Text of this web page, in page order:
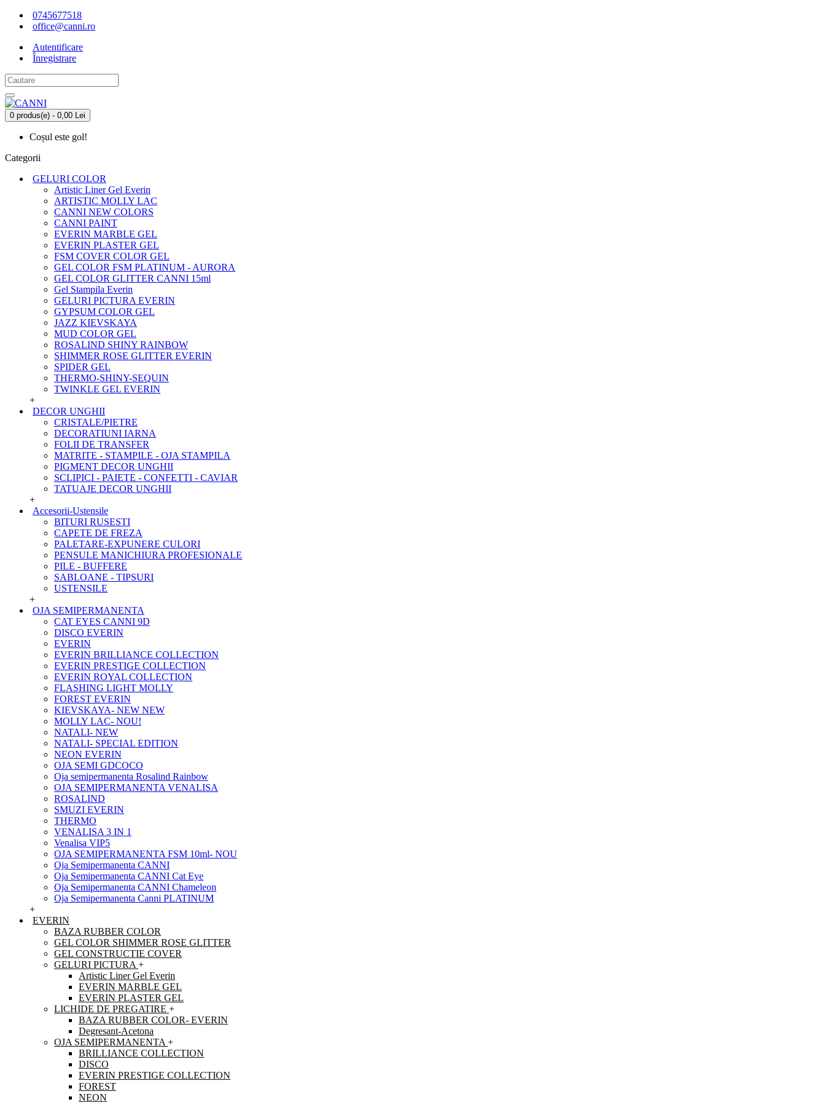
0745677518
office@canni.ro
Autentificare
Înregistrare
0 produs(e) - 0,00 Lei
Coșul este gol!
Categorii
GELURI COLOR
Artistic Liner Gel Everin
ARTISTIC MOLLY LAC
CANNI NEW COLORS
CANNI PAINT
EVERIN MARBLE GEL
EVERIN PLASTER GEL
FSM COVER COLOR GEL
GEL COLOR FSM PLATINUM - AURORA
GEL COLOR GLITTER CANNI 15ml
Gel Stampila Everin
GELURI PICTURA EVERIN
GYPSUM COLOR GEL
JAZZ KIEVSKAYA
MUD COLOR GEL
ROSALIND SHINY RAINBOW
SHIMMER ROSE GLITTER EVERIN
SPIDER GEL
THERMO-SHINY-SEQUIN
TWINKLE GEL EVERIN
+
DECOR UNGHII
CRISTALE/PIETRE
DECORATIUNI IARNA
FOLII DE TRANSFER
MATRITE - STAMPILE - OJA STAMPILA
PIGMENT DECOR UNGHII
SCLIPICI - PAIETE - CONFETTI - CAVIAR
TATUAJE DECOR UNGHII
+
Accesorii-Ustensile
BITURI RUSESTI
CAPETE DE FREZA
PALETARE-EXPUNERE CULORI
PENSULE MANICHIURA PROFESIONALE
PILE - BUFFERE
SABLOANE - TIPSURI
USTENSILE
+
OJA SEMIPERMANENTA
CAT EYES CANNI 9D
DISCO EVERIN
EVERIN
EVERIN BRILLIANCE COLLECTION
EVERIN PRESTIGE COLLECTION
EVERIN ROYAL COLLECTION
FLASHING LIGHT MOLLY
FOREST EVERIN
KIEVSKAYA- NEW NEW
MOLLY LAC- NOU!
NATALI- NEW
NATALI- SPECIAL EDITION
NEON EVERIN
OJA SEMI GDCOCO
Oja semipermanenta Rosalind Rainbow
OJA SEMIPERMANENTA VENALISA
ROSALIND
SMUZI EVERIN
THERMO
VENALISA 3 IN 1
Venalisa VIP5
OJA SEMIPERMANENTA FSM 10ml- NOU
Oja Semipermanenta CANNI
Oja Semipermanenta CANNI Cat Eye
Oja Semipermanenta CANNI Chameleon
Oja Semipermanenta Canni PLATINUM
+
EVERIN
BAZA RUBBER COLOR
GEL COLOR SHIMMER ROSE GLITTER
GEL CONSTRUCTIE COVER
GELURI PICTURA +
Artistic Liner Gel Everin
EVERIN MARBLE GEL
EVERIN PLASTER GEL
LICHIDE DE PREGATIRE +
BAZA RUBBER COLOR- EVERIN
Degresant-Acetona
OJA SEMIPERMANENTA +
BRILLIANCE COLLECTION
DISCO
EVERIN PRESTIGE COLLECTION
FOREST
NEON